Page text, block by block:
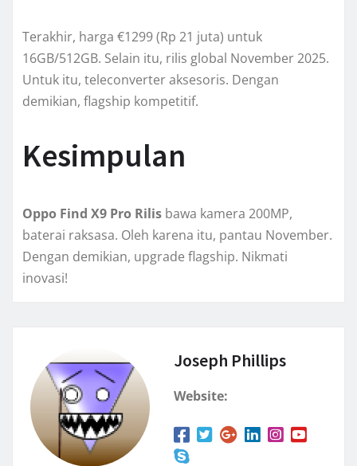
Terakhir, harga €1299 (Rp 21 juta) untuk
16GB/512GB. Selain itu, rilis global November 2025.
Untuk itu, teleconverter aksesoris. Dengan
demikian, flagship kompetitif.
Kesimpulan
Oppo Find X9 Pro Rilis bawa kamera 200MP,
baterai raksasa. Oleh karena itu, pantau November.
Dengan demikian, upgrade flagship. Nikmati
inovasi!
Joseph Phillips
Website: